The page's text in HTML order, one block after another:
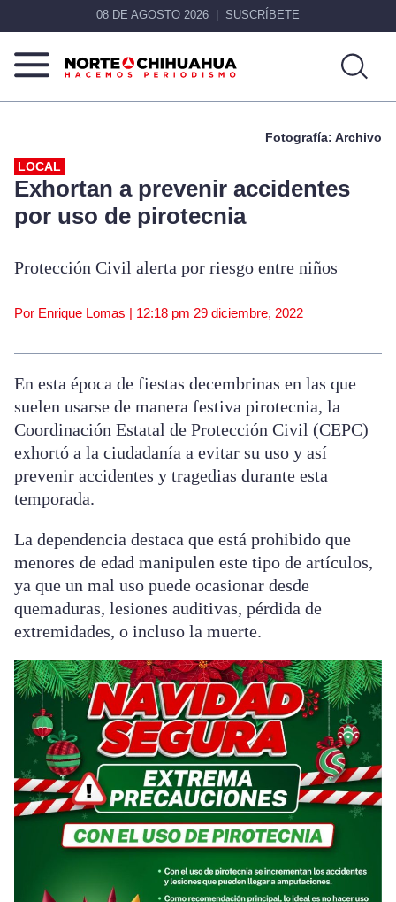
08 DE AGOSTO 2026 SUSCRÍBETE
Norte
Más
Fotografía: Archivo
LOCAL
Exhortan a prevenir accidentes
por uso de pirotecnia
Protección Civil alerta por riesgo entre niños
Por Enrique Lomas | 12:18 pm 29 diciembre, 2022
En esta época de fiestas decembrinas en las que
suelen usarse de manera festiva pirotecnia, la
Coordinación Estatal de Protección Civil (CEPC)
exhortó a la ciudadanía a evitar su uso y así
prevenir accidentes y tragedias durante esta
temporada.
La dependencia destaca que está prohibido que
menores de edad manipulen este tipo de artículos,
ya que un mal uso puede ocasionar desde
quemaduras, lesiones auditivas, pérdida de
extremidades, o incluso la muerte.